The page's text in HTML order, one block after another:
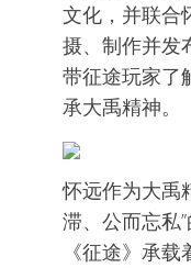
文化，并联合
摄、制作并发
带征途玩家了
承大禹精神。
怀远作为大禹
滞、公而忘私
《征途》承